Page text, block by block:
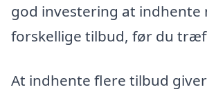
god investering at indhente
forskellige tilbud, før du
At indhente flere tilbud